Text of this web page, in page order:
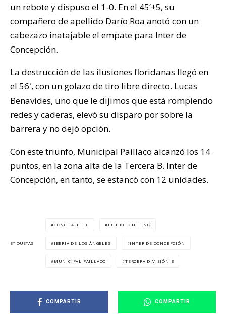
un rebote y dispuso el 1-0. En el 45’+5, su
compañero de apellido Darío Roa anotó con un
cabezazo inatajable el empate para Inter de
Concepción.
La destrucción de las ilusiones floridanas llegó en
el 56′, con un golazo de tiro libre directo. Lucas
Benavides, uno que le dijimos que está rompiendo
redes y caderas, elevó su disparo por sobre la
barrera y no dejó opción.
Con este triunfo, Municipal Paillaco alcanzó los 14
puntos, en la zona alta de la Tercera B. Inter de
Concepción, en tanto, se estancó con 12 unidades.
ETIQUETAS
CONCHALÍ EFC FÚTBOL CHILENO
IBERIA DE LOS ÁNGELES INTER DE CONCEPCIÓN
MUNICIPAL PAILLACO TERCERA DIVISIÓN B
COMPARTIR COMPARTIR